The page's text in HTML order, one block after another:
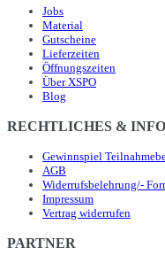
Jobs
Material
Gutscheine
Lieferzeiten
Öffnungszeiten
Über XSPO
Blog
RECHTLICHES &
Gewinnspiel
AGB
Widerrufsbelehrung/-
Impressum
Vertrag widerrufen
PARTNER